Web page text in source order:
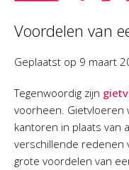
Voordelen van
Geplaatst op 9 maart
Tegenwoordig zijn
voorheen. Gietvloeren
kantoren in plaats van
verschillende redenen
grote voordelen van